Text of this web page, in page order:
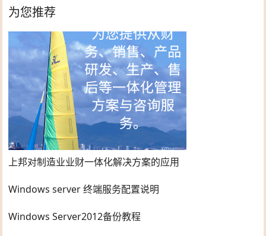
为您推荐
上邦对制造业业财一体化解决方案的应用
Windows server 终端服务配置说明
Windows Server2012备份教程